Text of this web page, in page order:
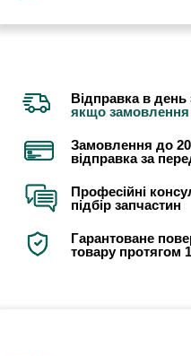
Відправка в
якщо
Замовлення до
відправка за
Професійні
підбір запчастин
Гарантоване
товару протягом